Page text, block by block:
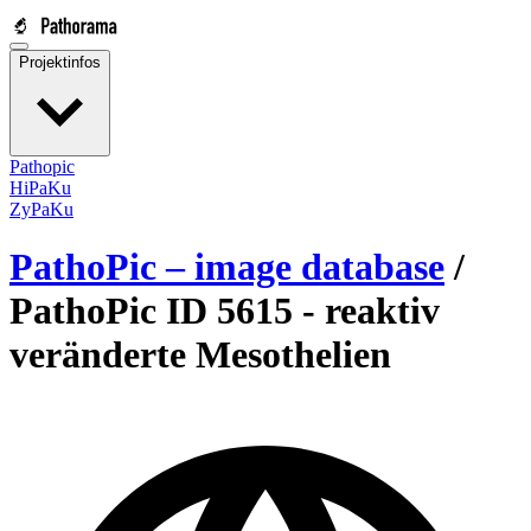
Projektinfos
Pathopic
HiPaKu
ZyPaKu
PathoPic – image database /
PathoPic ID 5615 - reaktiv
veränderte Mesothelien